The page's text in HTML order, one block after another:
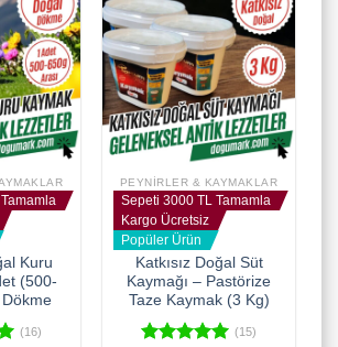
Kuru
(500-
Dökme
(16)
PEYNIRLER & KAYMAKLAR
Sepeti 3000 TL Tamamla
Kargo Ücretsiz
Popüler Ürün
Katkısız Doğal Süt
Kaymağı – Pastörize
Taze Kaymak (3 Kg)
(15)